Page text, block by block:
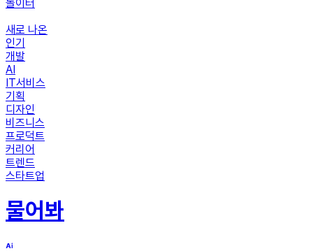
놀이터
새로 나온
인기
개발
AI
IT서비스
기획
디자인
비즈니스
프로덕트
커리어
트렌드
스타트업
물어봐